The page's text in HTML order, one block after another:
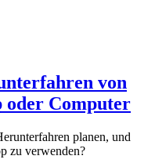
von
oder Computer
planen, und
zu verwenden?